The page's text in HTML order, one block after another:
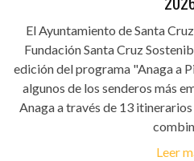
El Ayuntamiento de Santa
Fundación Santa Cruz
edición del programa "Anaga a
algunos de los senderos más
Anaga a través de 13
Leer